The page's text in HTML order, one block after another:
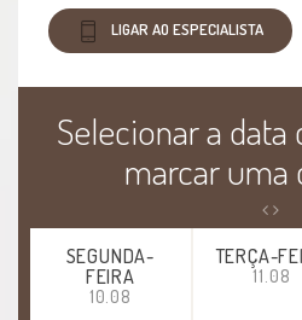
Transtornos globais do
Violência sexual
Transtorno da ansiedade
Transtorno do pânico
Transtorno bipolar
LIGAR AO ESPECIALISTA
Selecionar a
marcar uma
SEGUNDA-
FEIRA
10.08
TERÇA-
11.08